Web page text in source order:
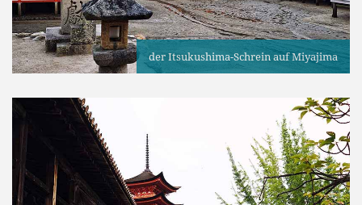
der Itsukushima-Schrein auf Miyajima